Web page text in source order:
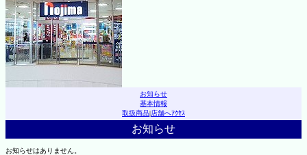
お知らせ
基本情報
取扱商品|店舗へｱｸｾｽ
お知らせ
お知らせはありません。